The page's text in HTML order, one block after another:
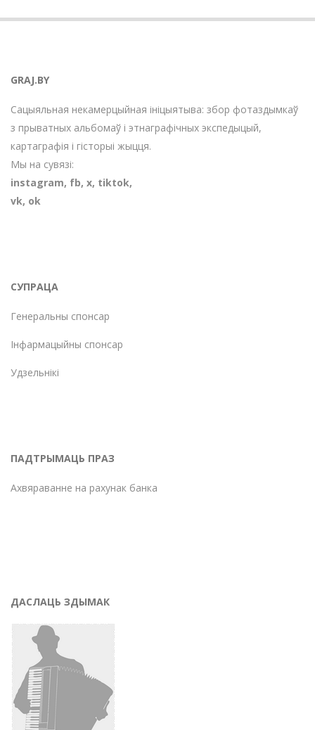
GRAJ.BY
Сацыяльная некамерцыйная ініцыятыва: збор фотаздымкаў
з прыватных альбомаў і этнаграфічных экспедыцый,
картаграфія і гісторыі жыцця.
Мы на сувязі:
instagram, fb, х, tiktok,
vk, ok
СУПРАЦА
Генеральны спонсар
Інфармацыйны спонсар
Удзельнікі
ПАДТРЫМАЦЬ ПРАЗ
Ахвяраванне на рахунак банка
ДАСЛАЦЬ ЗДЫМАК